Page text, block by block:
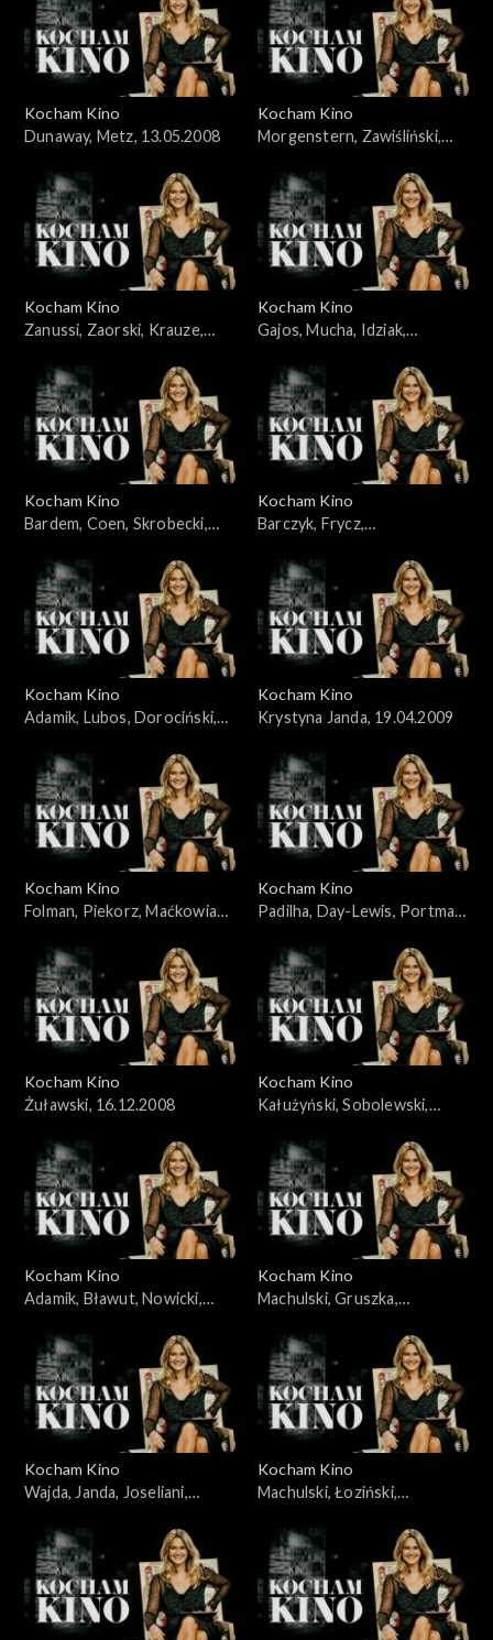
Kocham Kino
Dunaway, Metz, 13.05.2008
Kocham Kino
Morgenstern, Zawiśliński,
Kocham Kino
Zanussi, Zaorski, Krauze,
Kocham Kino
Gajos, Mucha, Idziak,
Kocham Kino
Bardem, Coen, Skrobecki,
Kocham Kino
Barczyk, Frycz,
04.11.2008
Kocham Kino
Adamik, Lubos, Dorociński,
Kocham Kino
Krystyna Janda, 19.04.2009
Kocham Kino
Folman, Piekorz, Maćkowiak,
Kocham Kino
Padilha, Day-Lewis, Portman,
Kocham Kino
Żuławski, 16.12.2008
Kocham Kino
Kałużyński, Sobolewski,
Kocham Kino
Adamik, Bławut, Nowicki,
Cieślak, 16.09.2008
Kocham Kino
Machulski, Gruszka,
Kocham Kino
Wajda, Janda, Joseliani,
Kocham Kino
Machulski, Łoziński,